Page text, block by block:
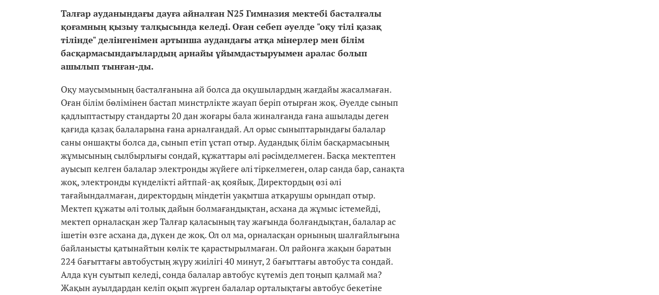
Талғар ауданындағы дауға айналған N25 Гимназия мектебі басталғалы
қоғамның қызыу талқысында келеді. Оған себеп әуелде "оқу тілі қазақ
тілінде" делінгенімен артынша аудандағы атқа мінерлер мен білім
басқармасындағылардың арнайы ұйымдастыруымен аралас болып
ашылып тынған-ды.
Оқу маусымының басталғанына ай болса да оқушылардың жағдайы жасалмаған.
Оған білім бөлімінен бастап минстрлікте жауап беріп отырған жоқ. Әуелде сынып
қадлыптастыру стандарты 20 дан жоғары бала жиналғанда ғана ашылады деген
қағида қазақ балаларына ғана арналғандай. Ал орыс сыныптарындағы балалар
саны оншақты болса да, сынып етіп ұстап отыр. Аудандық білім басқармасының
жұмысының сылбырлығы сондай, құжаттары әлі рәсімделмеген. Басқа мектептен
ауысып келген балалар электронды жүйеге әлі тіркелмеген, олар санда бар, санақта
жоқ, электронды күнделікті айтпай-ақ қояйық. Директордың өзі әлі
тағайындалмаған, директордың міндетін уақытша атқарушы орындап отыр.
Мектеп құжаты әлі толық дайын болмағандықтан, асхана да жұмыс істемейді,
мектеп орналасқан жер Талғар қаласының тау жағында болғандықтан, балалар ас
ішетін өзге асхана да, дүкен де жоқ. Ол ол ма, орналасқан орнының шалғайлығына
байланысты қатынайтын көлік те қарастырылмаған. Ол районға жақын баратын
224 бағыттағы автобустың жүру жиілігі 40 минут, 2 бағыттағы автобус та сондай.
Алда күн суытып келеді, сонда балалар автобус күтеміз деп тоңып қалмай ма?
Жақын ауылдардан келіп оқып жүрген балалар орталықтағы автобус бекетіне